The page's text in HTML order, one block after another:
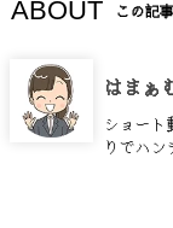
ABOUT この記
はまぁ
ショー
りでハ